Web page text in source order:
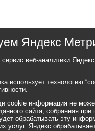
Яндекс
сервис веб-аналитики
использует технологию
cookie информация не
сайта, собранная
обрабатывать эту
услуг. Яндекс